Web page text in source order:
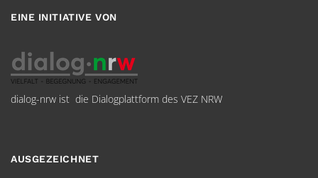
EINE INITIATIVE VON
dialog-nrw ist die Dialogplattform des VEZ NRW
AUSGEZEICHNET